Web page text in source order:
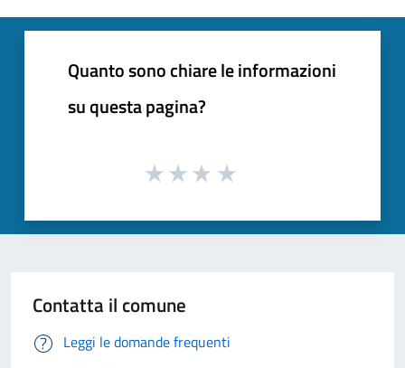
Quanto sono chiare le informazioni
su questa pagina?
Contatta il comune
Leggi le domande frequenti